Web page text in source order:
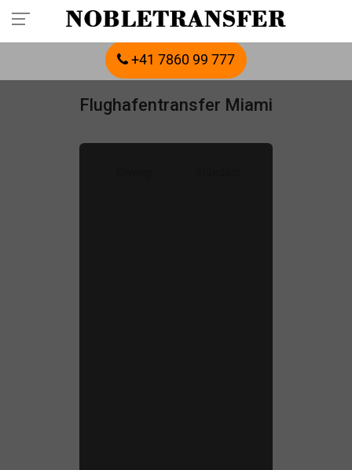
Buchen Sie Ihren privaten Transfer im Voraus:
Rufen Sie an.
+41 7860 99 777
Flughafentransfer Miami